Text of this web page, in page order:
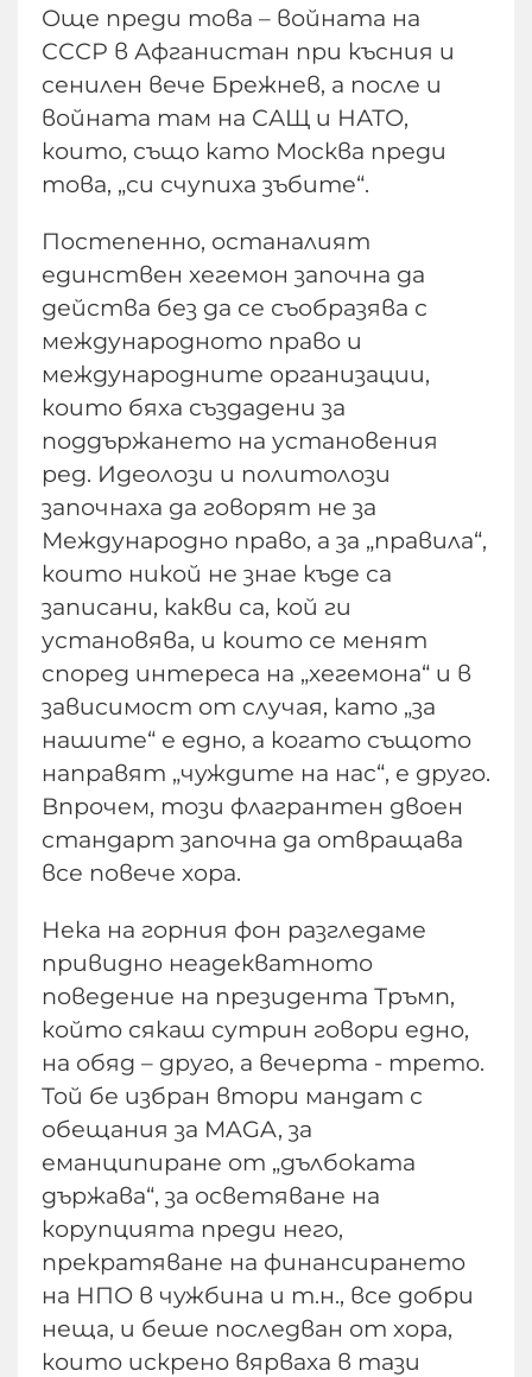
Още преди това – войната на
СССР в Афганистан при късния и
сенилен вече Брежнев, а после и
войната там на САЩ и НАТО,
които, също като Москва преди
това, „си счупиха зъбите“.
Постепенно, останалият
единствен хегемон започна да
действа без да се съобразява с
международното право и
международните организации,
които бяха създадени за
поддържането на установения
ред. Идеолози и политолози
започнаха да говорят не за
Международно право, а за „правила“,
които никой не знае къде са
записани, какви са, кой ги
установява, и които се менят
според интереса на „хегемона“ и в
зависимост от случая, като „за
нашите“ е едно, а когато същото
направят „чуждите на нас“, е друго.
Впрочем, този флагрантен двоен
стандарт започна да отвращава
все повече хора.
Нека на горния фон разгледаме
привидно неадекватното
поведение на президента Тръмп,
който сякаш сутрин говори едно,
на обяд – друго, а вечерта - трето.
Той бе избран втори мандат с
обещания за MAGA, за
еманципиране от „дълбоката
държава“, за осветяване на
корупцията преди него,
прекратяване на финансирането
на НПО в чужбина и т.н., все добри
неща, и беше последван от хора,
които искрено вярваха в тази